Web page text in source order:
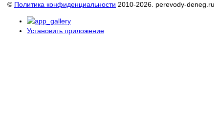
© Политика конфиденциальности 2010-2026. perevody-deneg.ru
Установить приложение